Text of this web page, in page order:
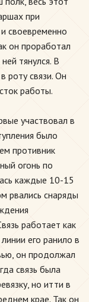
при
своевременно
он проработал
тянулся. В
роту связи. Он
работы.
участвовал в
было
противник
огонь по
каждые 10-15
рвались снаряды
работает как
его ранило в
он продолжал
связь была
но итти в
крае. Так он